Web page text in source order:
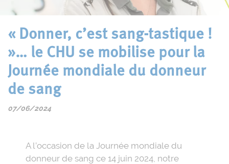
« Donner, c’est sang-tastique !
»… le CHU se mobilise pour la
Journée mondiale du donneur
de sang
07/06/2024
A l’occasion de la Journée mondiale du
donneur de sang ce 14 juin 2024, notre